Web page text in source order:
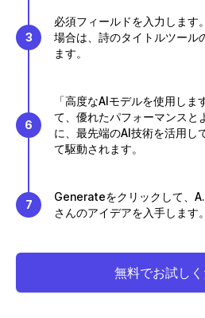
3
必須フィールドを入力します
場合は、詩のタイトルツール
ます。
6
「高度なAIモデルを使用し
て、優れたパフォーマンスと
に、最先端のAI技術を活用し
て駆動されます。
7
Generateをクリックして、
さんのアイデアを入手します。
無料でお試し